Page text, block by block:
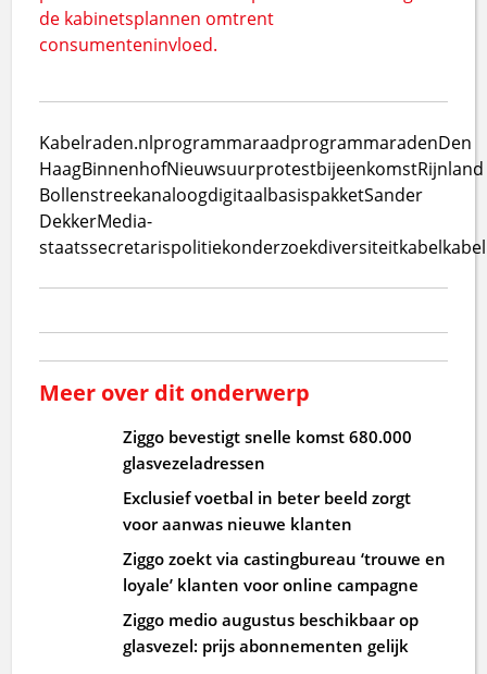
de kabinetsplannen omtrent
consumenteninvloed.
Kabelraden.nlprogrammaraadprogrammaradenDen
HaagBinnenhofNieuwsuurprotestbijeenkomstRijnland
BollenstreekanaloogdigitaalbasispakketSander
DekkerMedia-
staatssecretarispolitiekonderzoekdiversiteitkabel
Meer over dit onderwerp
Ziggo bevestigt snelle komst 680.000
glasvezeladressen
Exclusief voetbal in beter beeld zorgt
voor aanwas nieuwe klanten
Ziggo zoekt via castingbureau ‘trouwe en
loyale’ klanten voor online campagne
Ziggo medio augustus beschikbaar op
glasvezel: prijs abonnementen gelijk